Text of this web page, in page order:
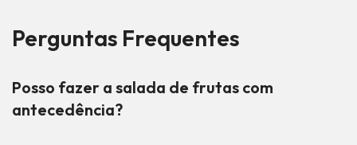
Perguntas Frequentes
Posso fazer a salada de frutas com
antecedência?